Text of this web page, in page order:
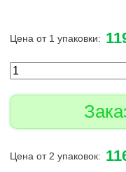
Цена от 1 упаковки:
Цена от 2 упаковок: